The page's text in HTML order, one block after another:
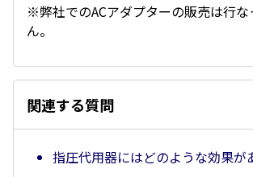
※弊社でのACアダプターの販売は行な
ん。
関連する質問
指圧代用器にはどのような効果が